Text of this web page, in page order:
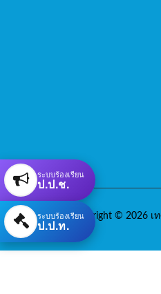
ระบบร้องเรียน
ป.ป.ช.
ระบบร้องเรียน
ป.ป.ท.
Copyright © 2026 เ